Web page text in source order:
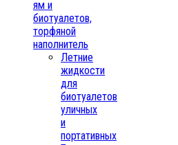
ям и
биотуалетов,
торфяной
наполнитель
Летние
жидкости
для
биотуалетов
уличных
и
портативных